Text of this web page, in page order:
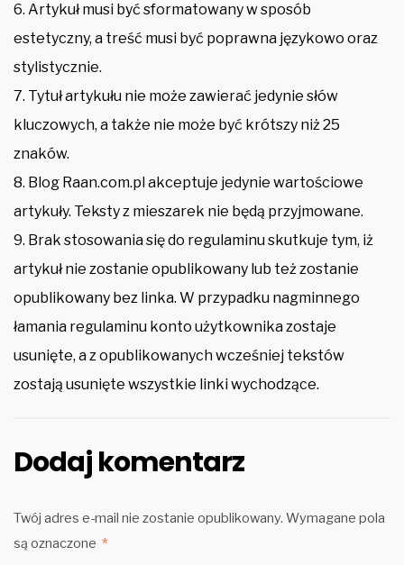
6. Artykuł musi być sformatowany w sposób
estetyczny, a treść musi być poprawna językowo oraz
stylistycznie.
7. Tytuł artykułu nie może zawierać jedynie słów
kluczowych, a także nie może być krótszy niż 25
znaków.
8. Blog Raan.com.pl akceptuje jedynie wartościowe
artykuły. Teksty z mieszarek nie będą przyjmowane.
9. Brak stosowania się do regulaminu skutkuje tym, iż
artykuł nie zostanie opublikowany lub też zostanie
opublikowany bez linka. W przypadku nagminnego
łamania regulaminu konto użytkownika zostaje
usunięte, a z opublikowanych wcześniej tekstów
zostają usunięte wszystkie linki wychodzące.
Dodaj komentarz
Twój adres e-mail nie zostanie opublikowany. Wymagane pola
są oznaczone *